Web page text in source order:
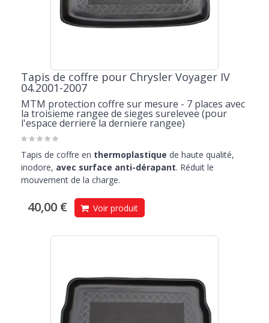
Tapis de coffre pour Chrysler Voyager IV
04.2001-2007
MTM protection coffre sur mesure - 7 places avec
la troisieme rangee de sieges surelevee (pour
l'espace derriere la derniere rangee)
Tapis de coffre en thermoplastique de haute qualité,
inodore, avec surface anti-dérapant. Réduit le
mouvement de la charge.
40,00 € Voir produit